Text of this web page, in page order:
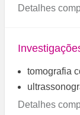
Detalhes
tomografia
Detalhes